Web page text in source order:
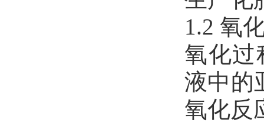
1.2 氧
氧化过
液中的
氧化反